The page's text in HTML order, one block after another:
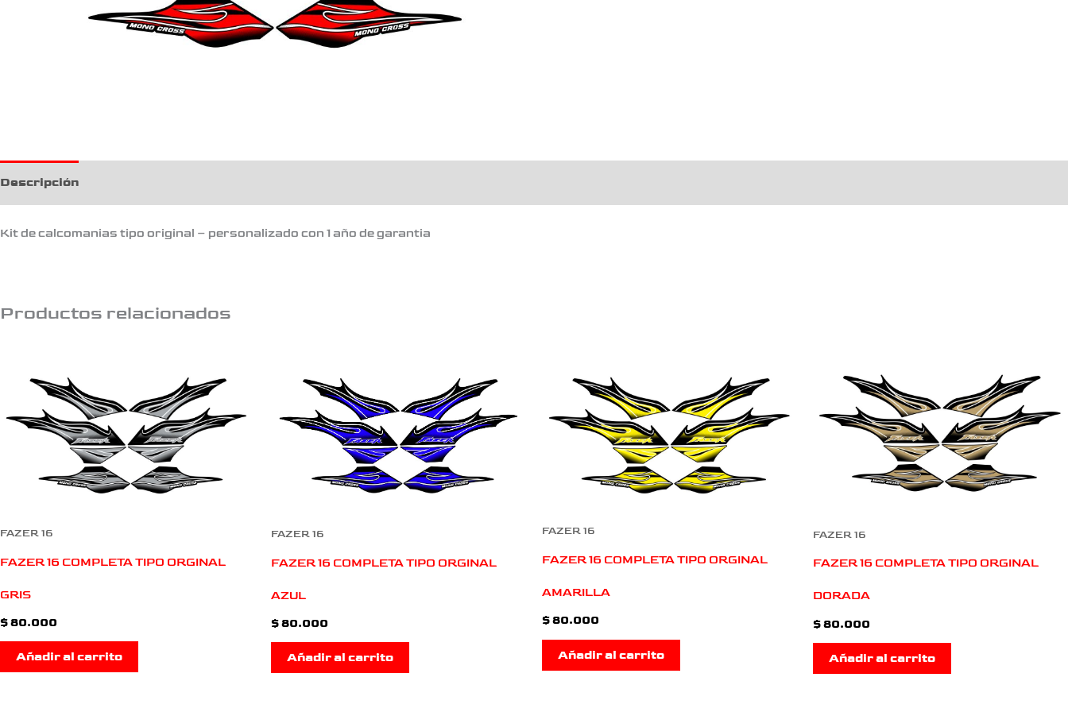
Descripción
Kit de calcomanias tipo original – personalizado con 1 año de garantia
Productos relacionados
FAZER 16
FAZER 16 COMPLETA TIPO ORGINAL
GRIS
$80.000
Añadir al carrito
FAZER 16
FAZER 16 COMPLETA TIPO ORGINAL
AZUL
$80.000
Añadir al carrito
FAZER 16
FAZER 16 COMPLETA TIPO ORGINAL
AMARILLA
$80.000
Añadir al carrito
FAZER 16
FAZER 16 COMPLETA TIPO ORGINAL
DORADA
$80.000
Añadir al carrito